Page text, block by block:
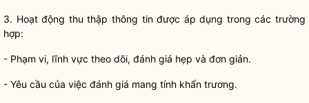
3. Hoạt động thu thập thông tin được áp dụng trong các trường
hợp:
- Phạm vi, lĩnh vực theo dõi, đánh giá hẹp và đơn giản.
- Yêu cầu của việc đánh giá mang tính khẩn trương.